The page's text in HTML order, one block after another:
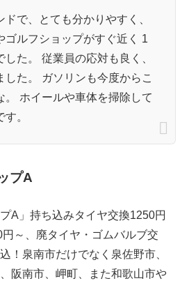
で、とても分かりやすく、
ゴルフショップがすぐ近く 1
た。 従業員の応対も良く、
した。 ガソリンも今度からこ
。 ホイールや車体を掃除して
。
プA
A」持ち込みタイヤ交換1250円
～、廃タイヤ・ゴムバルブ交
！泉南市だけでなく泉佐野市、
阪南市、岬町、また和歌山市や